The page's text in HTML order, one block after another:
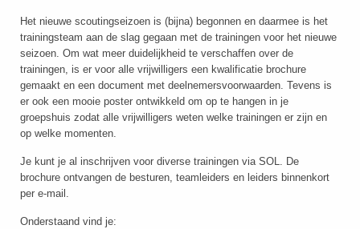
Het nieuwe scoutingseizoen is (bijna) begonnen en daarmee is het
trainingsteam aan de slag gegaan met de trainingen voor het nieuwe
seizoen. Om wat meer duidelijkheid te verschaffen over de
trainingen, is er voor alle vrijwilligers een kwalificatie brochure
gemaakt en een document met deelnemersvoorwaarden. Tevens is
er ook een mooie poster ontwikkeld om op te hangen in je
groepshuis zodat alle vrijwilligers weten welke trainingen er zijn en
op welke momenten.
Je kunt je al inschrijven voor diverse trainingen via SOL. De
brochure ontvangen de besturen, teamleiders en leiders binnenkort
per e-mail.
Onderstaand vind je: